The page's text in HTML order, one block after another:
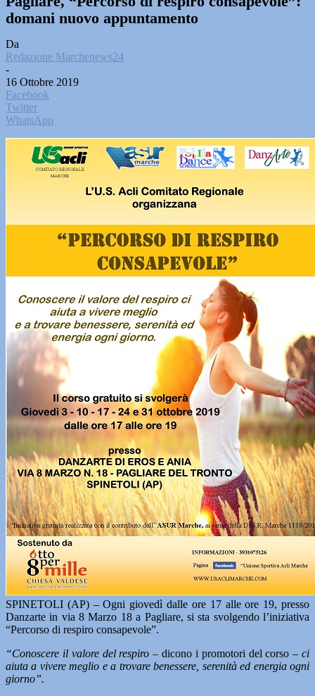
domani nuovo appuntamento
Da
Redazione Marchenews24
-
16 Ottobre 2019
Facebook
Twitter
WhatsApp
SPINETOLI (AP) – Ogni giovedì dalle ore 17 alle ore 19, presso
Danzarte in via 8 Marzo 18 a Pagliare, si sta svolgendo l’iniziativa
“Percorso di respiro consapevole”.
“Conoscere il valore del respiro – dicono i promotori del corso– ci
aiuta a vivere meglio e a trovare benessere, serenità ed energia ogni
giorno”.